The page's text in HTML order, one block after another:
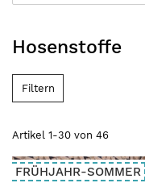
Hosenstoffe
Artikel 1-30 von 46
FRÜHJAHR-SOMMER
Filtern